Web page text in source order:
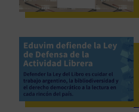
I
o
n
g
r
e